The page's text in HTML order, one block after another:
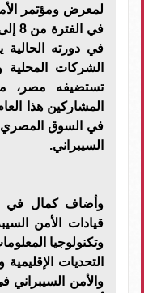
في دورته الحالية
الشركات المحلية
تستضيفه مصر،
المشاركين هذا
في السوق المصري
السيبراني.
وأضاف كمال في
قيادات الأمن
وتكنولوجيا
التحديات
والأمن